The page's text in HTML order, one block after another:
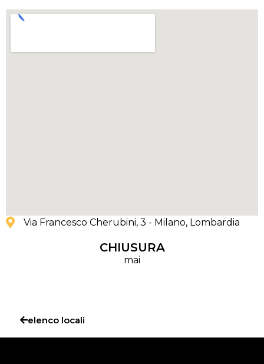
Via Francesco Cherubini, 3 - Milano, Lombardia
CHIUSURA
mai
elenco locali